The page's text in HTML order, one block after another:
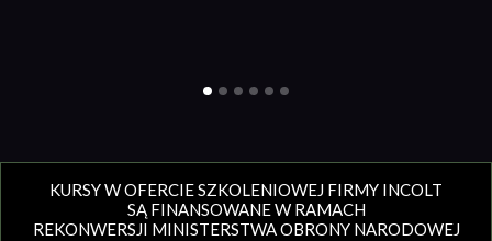
KURSY W OFERCIE SZKOLENIOWEJ FIRMY INCOLT
SĄ FINANSOWANE W RAMACH
REKONWERSJI MINISTERSTWA OBRONY NARODOWEJ